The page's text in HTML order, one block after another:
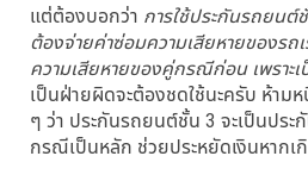
แต่ต้องบอกว่า การใช้ประกันรถยนต์
ต้องจ่ายค่าซ่อมความเสียหายของรถ
ความเสียหายของคู่กรณีก่อน เพราะเ
เป็นฝ่ายผิดจะต้องชดใช้นะครับ ห้าม
ๆ ว่า ประกันรถยนต์ชั้น 3 จะเป็นปร
กรณีเป็นหลัก ช่วยประหยัดเงินหากเ